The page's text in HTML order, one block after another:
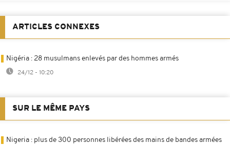
ARTICLES CONNEXES
Nigéria : 28 musulmans enlevés par des hommes armés
24/12 - 10:20
SUR LE MÊME PAYS
Nigeria : plus de 300 personnes libérées des mains de bandes armées